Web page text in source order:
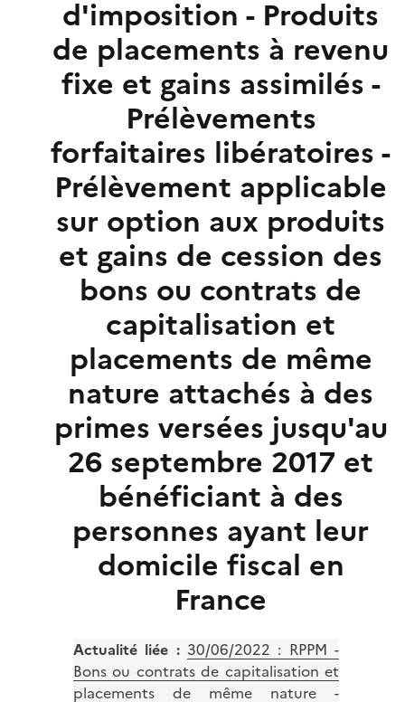
d'imposition - Produits
de placements à revenu
fixe et gains assimilés -
Prélèvements
forfaitaires libératoires -
Prélèvement applicable
sur option aux produits
et gains de cession des
bons ou contrats de
capitalisation et
placements de même
nature attachés à des
primes versées jusqu'au
26 septembre 2017 et
bénéficiant à des
personnes ayant leur
domicile fiscal en
France
Actualité liée : 30/06/2022 : RPPM -
Bons ou contrats de capitalisation et
placements de même nature -